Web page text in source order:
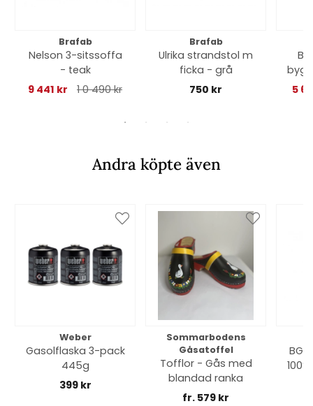
Brafab
Nelson 3-sitssoffa
- teak
9 441 kr
1 0 490 kr
Brafab
Ulrika strandstol m
ficka - grå
750 kr
5
Andra köpte även
Weber
Gasolflaska 3-pack
445g
399 kr
Sommarbodens
Gåsatoffel
Tofflor - Gås med
blandad ranka
fr. 579 kr